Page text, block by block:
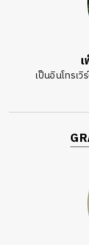
เป็นอินโทรเ